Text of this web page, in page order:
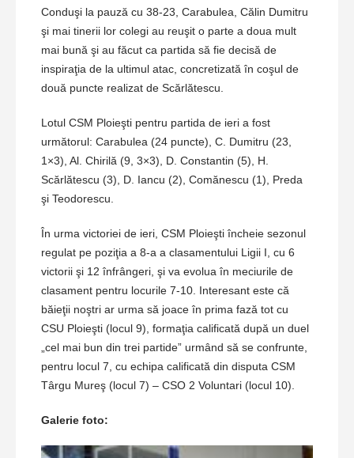
Conduşi la pauză cu 38-23, Carabulea, Călin Dumitru
şi mai tinerii lor colegi au reuşit o parte a doua mult
mai bună şi au făcut ca partida să fie decisă de
inspiraţia de la ultimul atac, concretizată în coşul de
două puncte realizat de Scărlătescu.
Lotul CSM Ploieşti pentru partida de ieri a fost
următorul: Carabulea (24 puncte), C. Dumitru (23,
1×3), Al. Chirilă (9, 3×3), D. Constantin (5), H.
Scărlătescu (3), D. Iancu (2), Comănescu (1), Preda
şi Teodorescu.
În urma victoriei de ieri, CSM Ploieşti încheie sezonul
regulat pe poziţia a 8-a a clasamentului Ligii I, cu 6
victorii şi 12 înfrângeri, şi va evolua în meciurile de
clasament pentru locurile 7-10. Interesant este că
băieţii noştri ar urma să joace în prima fază tot cu
CSU Ploieşti (locul 9), formaţia calificată după un duel
„cel mai bun din trei partide” urmând să se confrunte,
pentru locul 7, cu echipa calificată din disputa CSM
Târgu Mureş (locul 7) – CSO 2 Voluntari (locul 10).
Galerie foto: